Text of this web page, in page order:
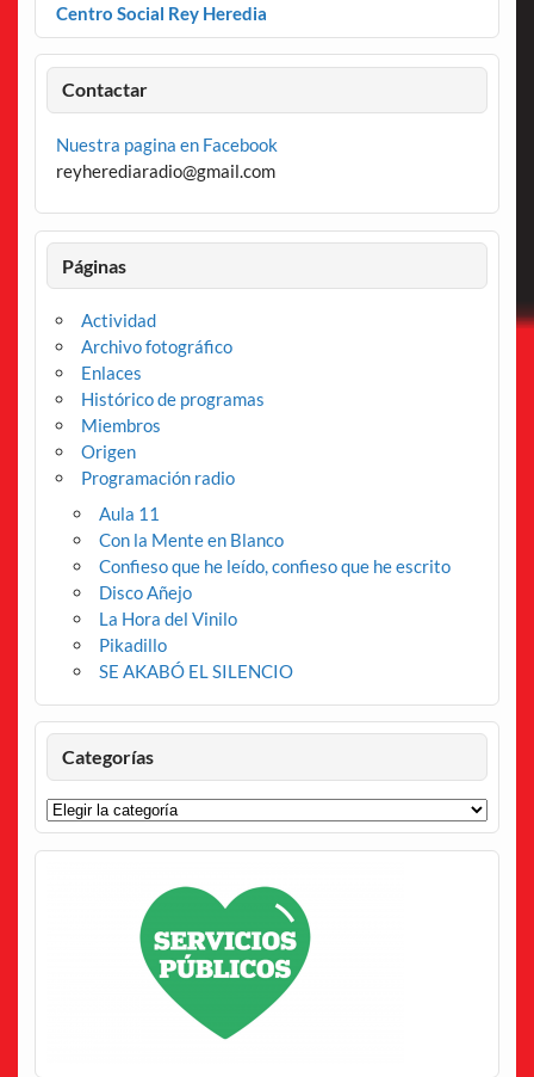
Centro Social Rey Heredia
Contactar
Nuestra pagina en Facebook
reyherediaradio@gmail.com
Páginas
Actividad
Archivo fotográfico
Enlaces
Histórico de programas
Miembros
Origen
Programación radio
Aula 11
Con la Mente en Blanco
Confieso que he leído, confieso que he escrito
Disco Añejo
La Hora del Vinilo
Pikadillo
SE AKABÓ EL SILENCIO
Categorías
Categorías